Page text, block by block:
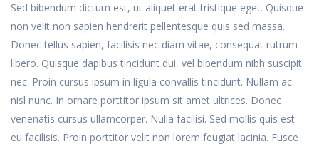
Sed bibendum dictum est, ut aliquet erat tristique eget. Quisque
non velit non sapien hendrerit pellentesque quis sed massa.
Donec tellus sapien, facilisis nec diam vitae, consequat rutrum
libero. Quisque dapibus tincidunt dui, vel bibendum nibh suscipit
nec. Proin cursus ipsum in ligula convallis tincidunt. Nullam ac
nisl nunc. In ornare porttitor ipsum sit amet ultrices. Donec
venenatis cursus ullamcorper. Nulla facilisi. Sed mollis quis est
eu facilisis. Proin porttitor velit non lorem feugiat lacinia. Fusce